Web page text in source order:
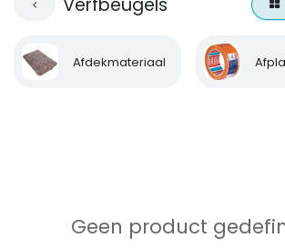
Afdekmateriaal
Geen product